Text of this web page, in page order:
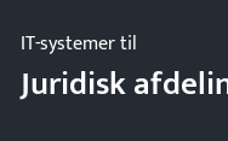
IT-systemer til
Juridisk